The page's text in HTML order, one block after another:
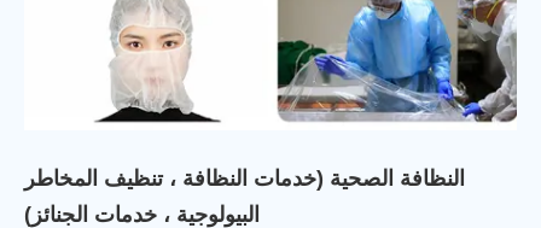
النظافة الصحية (خدمات النظافة ، تنظيف المخاطر
البيولوجية ، خدمات الجنائز)